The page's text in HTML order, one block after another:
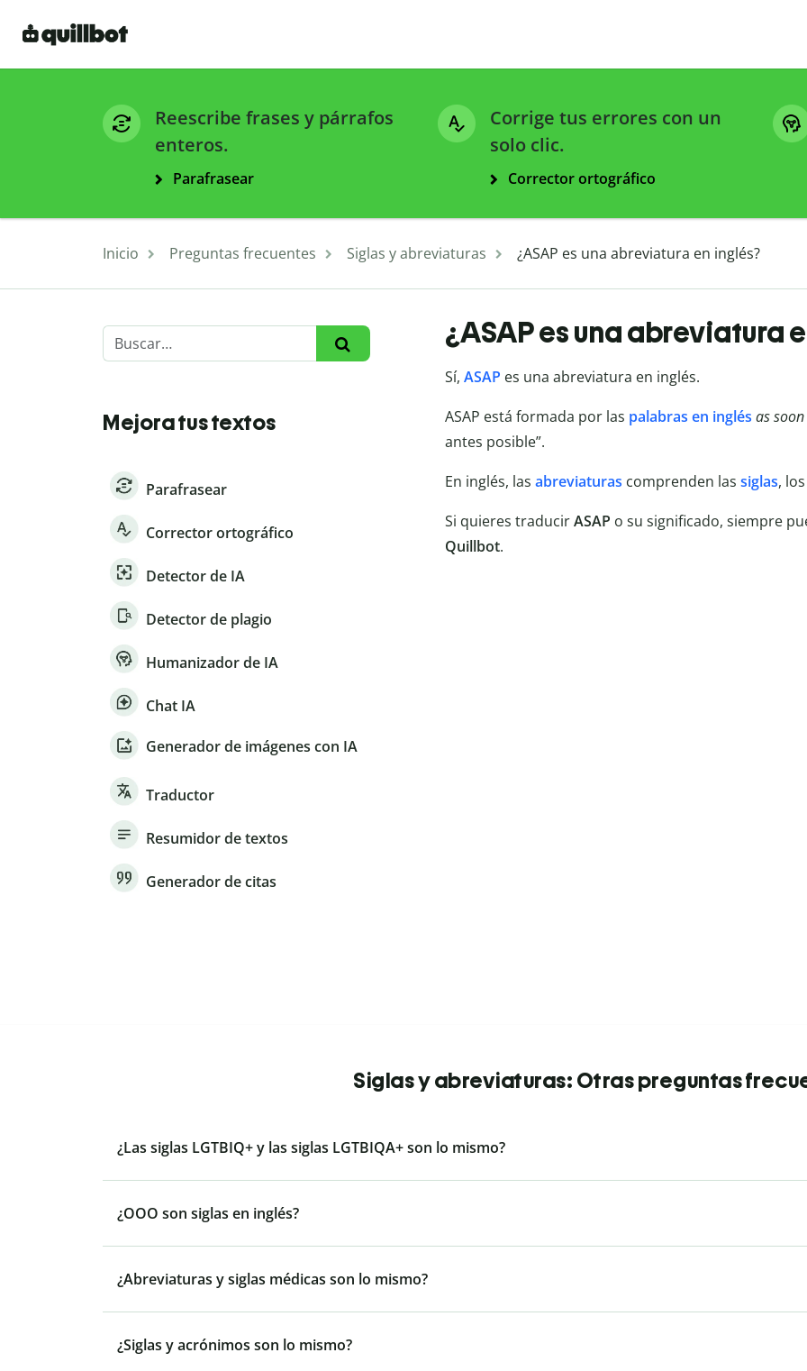
Reescribe frases y párrafos
enteros.
Parafrasear
Corrige tus errores con un
solo clic.
Corrector ortográfico
Inicio Preguntas frecuentes Siglas y abreviaturas ¿ASAP es una abreviatura en inglés?
Mejora tus textos
Parafrasear
Corrector ortográfico
Detector de IA
Detector de plagio
Humanizador de IA
Chat IA
Generador de imágenes con IA
Traductor
Resumidor de textos
Generador de citas
¿ASAP es una abreviatura
Sí, ASAP es una abreviatura en inglés.
ASAP está formada por las palabras en inglés as
antes posible”.
En inglés, las abreviaturas comprenden las siglas, los
Si quieres traducirASAP o su significado, siempre
Quillbot.
Siglas y abreviaturas: Otras preguntas
¿Las siglas LGTBIQ+ y las siglas LGTBIQA+ son lo mismo?
¿OOO son siglas en inglés?
¿Abreviaturas y siglas médicas son lo mismo?
¿Siglas y acrónimos son lo mismo?